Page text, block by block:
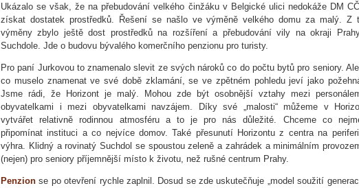
Ukázalo se však, že na přebudování velkého činžáku v Belgické ulici nedokáže DM
získat dostatek prostředků. Řešení se našlo ve výměně velkého domu za malý. Z
výměny zbylo ještě dost prostředků na rozšíření a přebudování vily na okraji
Suchdole. Jde o budovu bývalého komerčního penzionu pro turisty.
Pro paní Jurkovou to znamenalo slevit ze svých nároků co do počtu bytů pro seniory.
co muselo znamenat ve své době zklamání, se ve zpětném pohledu jeví jako
Jsme rádi, že Horizont je malý. Mohou zde být osobnější vztahy mezi
obyvatelkami i mezi obyvatelkami navzájem. Díky své „malosti“ můžeme v
vytvářet relativně rodinnou atmosféru a to je pro nás důležité. Chceme co
připomínat instituci a co nejvíce domov. Také přesunutí Horizontu z centra na
výhra. Klidný a rovinatý Suchdol se spoustou zeleně a zahrádek a minimálním
(nejen) pro seniory příjemnější místo k životu, než rušné centrum Prahy.
Penzion se po otevření rychle zaplnil. Dosud se zde uskutečňuje „model soužití